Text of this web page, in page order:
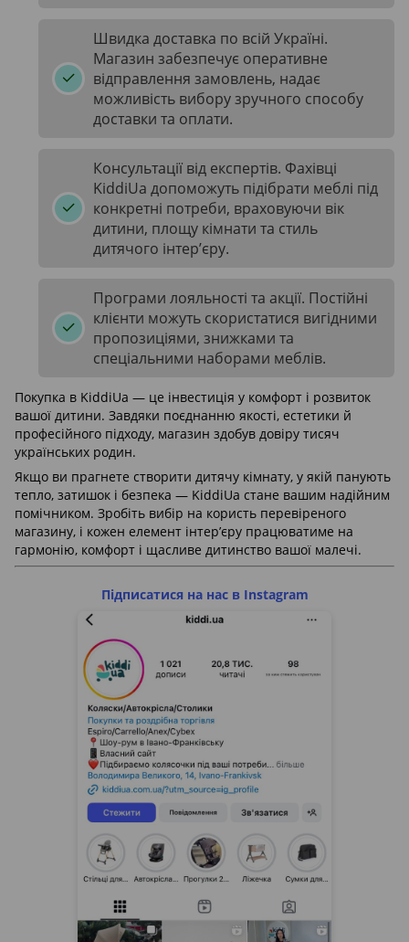
Швидка доставка по всій Україні.
Магазин забезпечує оперативне
відправлення замовлень, надає
можливість вибору зручного способу
доставки та оплати.
Консультації від експертів. Фахівці
KiddiUa допоможуть підібрати меблі під
конкретні потреби, враховуючи вік
дитини, площу кімнати та стиль
дитячого інтер’єру.
Програми лояльності та акції. Постійні
клієнти можуть скористатися вигідними
пропозиціями, знижками та
спеціальними наборами меблів.
Покупка в KiddiUa — це інвестиція у комфорт і розвиток
вашої дитини. Завдяки поєднанню якості, естетики й
професійного підходу, магазин здобув довіру тисяч
українських родин.
Якщо ви прагнете створити дитячу кімнату, у якій панують
тепло, затишок і безпека — KiddiUa стане вашим надійним
помічником. Зробіть вибір на користь перевіреного
магазину, і кожен елемент інтер’єру працюватиме на
гармонію, комфорт і щасливе дитинство вашої малечі.
Підписатися на нас в Instagram